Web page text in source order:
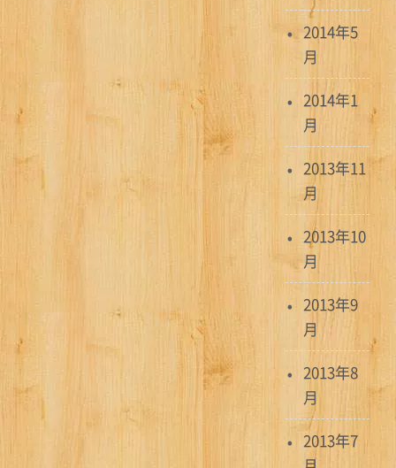
2014年5
月
2014年1
月
2013年11
月
2013年10
月
2013年9
月
2013年8
月
2013年7